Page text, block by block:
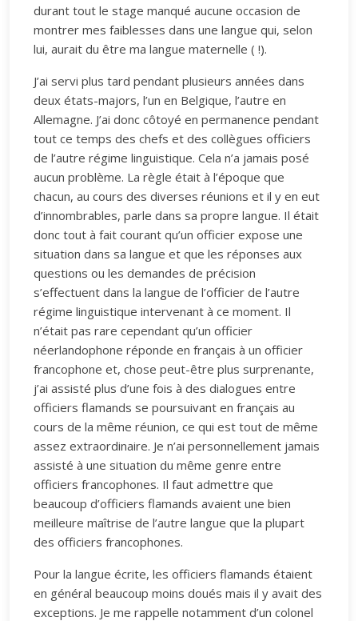
durant tout le stage manqué aucune occasion de
montrer mes faiblesses dans une langue qui, selon
lui, aurait du être ma langue maternelle ( !).
J’ai servi plus tard pendant plusieurs années dans
deux états-majors, l’un en Belgique, l’autre en
Allemagne. J’ai donc côtoyé en permanence pendant
tout ce temps des chefs et des collègues officiers
de l’autre régime linguistique. Cela n’a jamais posé
aucun problème. La règle était à l’époque que
chacun, au cours des diverses réunions et il y en eut
d’innombrables, parle dans sa propre langue. Il était
donc tout à fait courant qu’un officier expose une
situation dans sa langue et que les réponses aux
questions ou les demandes de précision
s’effectuent dans la langue de l’officier de l’autre
régime linguistique intervenant à ce moment. Il
n’était pas rare cependant qu’un officier
néerlandophone réponde en français à un officier
francophone et, chose peut-être plus surprenante,
j’ai assisté plus d’une fois à des dialogues entre
officiers flamands se poursuivant en français au
cours de la même réunion, ce qui est tout de même
assez extraordinaire. Je n’ai personnellement jamais
assisté à une situation du même genre entre
officiers francophones. Il faut admettre que
beaucoup d’officiers flamands avaient une bien
meilleure maîtrise de l’autre langue que la plupart
des officiers francophones.
Pour la langue écrite, les officiers flamands étaient
en général beaucoup moins doués mais il y avait des
exceptions. Je me rappelle notamment d’un colonel